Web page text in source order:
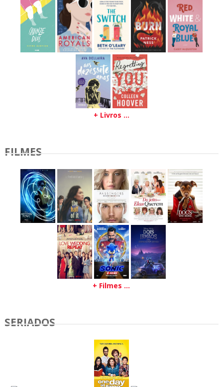
+ Livros ...
FILMES
+ Filmes ...
SERIADOS